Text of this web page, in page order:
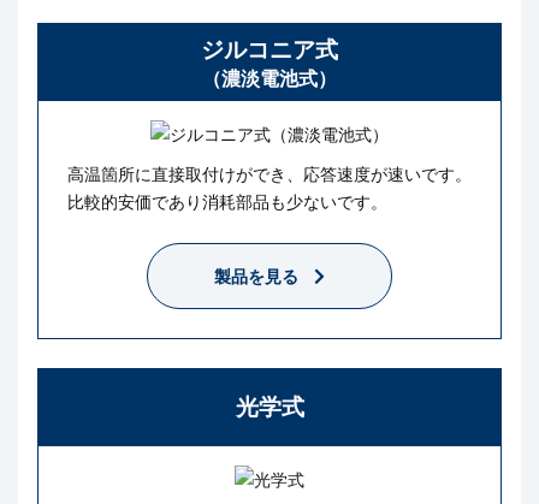
ジルコニア式
（濃淡電池式）
高温箇所に直接取付けができ、応答速度が速いです。
比較的安価であり消耗部品も少ないです。
製品を見る
光学式